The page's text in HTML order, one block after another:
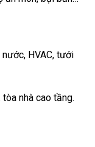
HVAC, tưới
nhà cao tầng.